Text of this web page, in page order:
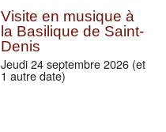
Visite en musique à
la Basilique de Saint-
Denis
Jeudi 24 septembre 2026 (et
1 autre date)